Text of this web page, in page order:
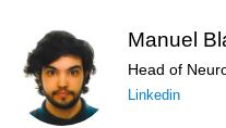
Manuel
Head of
Linkedin